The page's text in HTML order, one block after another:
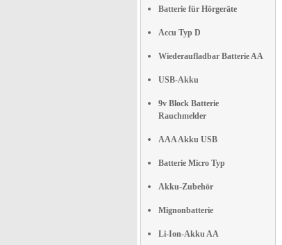
Batterie für Hörgeräte
Accu Typ D
Wiederaufladbar Batterie AA
USB-Akku
9v Block Batterie
Rauchmelder
AAA Akku USB
Batterie Micro Typ
Akku-Zubehör
Mignonbatterie
Li-Ion-Akku AA